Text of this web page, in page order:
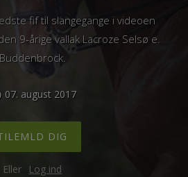
fif til slangegange i videoen
9-årige vallak Lacroze Selsø e.
Buddenbrock.
07. august 2017
DIG
Eller Log ind